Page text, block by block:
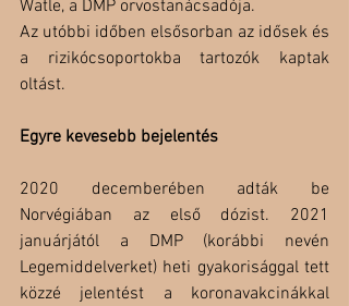
Watle, a DMP orvostanácsadója.
Az utóbbi időben elsősorban az idősek és
a rizikócsoportokba tartozók kaptak
oltást.
Egyre kevesebb bejelentés
2020 decemberében adták be
Norvégiában az első dózist. 2021
januárjától a DMP (korábbi nevén
Legemiddelverket) heti gyakorisággal tett
közzé jelentést a koronavakcinákkal